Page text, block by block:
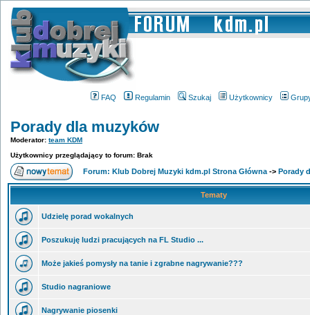
FAQ Regulamin Szukaj Użytkownicy
Porady dla muzyków
Moderator: team KDM
Użytkownicy przeglądający to forum: Brak
Forum: Klub Dobrej Muzyki kdm.pl Strona Główna -> Porady
Tematy
Udzielę porad wokalnych
Poszukuję ludzi pracujących na FL Studio ...
Może jakieś pomysły na tanie i zgrabne nagrywanie???
Studio nagraniowe
Nagrywanie piosenki